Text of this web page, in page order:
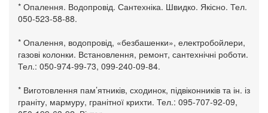
* Опалення. Водопровід. Сантехніка. Швидко. Якісно. Тел.
050-523-58-88.
* Опалення, водопровід, «безбашенки», електробойлери,
газові колонки. Встановлення, ремонт, сантехнічні роботи.
Тел.: 050-974-99-73, 099-240-09-84.
* Виготовлення пам’ятників, сходинок, підвіконників та ін. із
граніту, мармуру, гранітної крихти. Тел.: 095-707-92-09,